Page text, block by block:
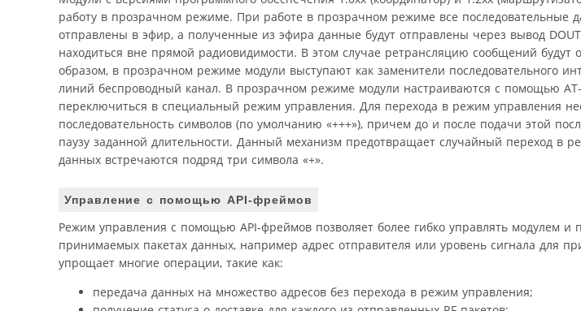
работу в прозрачном режиме. При работе в прозрачном режиме все последовательные
отправлены в эфир, а полученные из эфира данные будут отправлены через вывод
находиться вне прямой радиовидимости. В этом случае ретрансляцию сообщений будут
образом, в прозрачном режиме модули выступают как заменители последовательного
линий беспроводный канал. В прозрачном режиме модули настраиваются с помощью
переключиться в специальный режим управления. Для перехода в режим управления
последовательность символов (по умолчанию «+++»), причем до и после подачи этой
паузу заданной длительности. Данный механизм предотвращает случайный переход в
данных встречаются подряд три символа «+».
Управление с помощью API-фреймов
Режим управления с помощью API-фреймов позволяет более гибко управлять модулем
принимаемых пакетах данных, например адрес отправителя или уровень сигнала для
упрощает многие операции, такие как:
передача данных на множество адресов без перехода в режим управления;